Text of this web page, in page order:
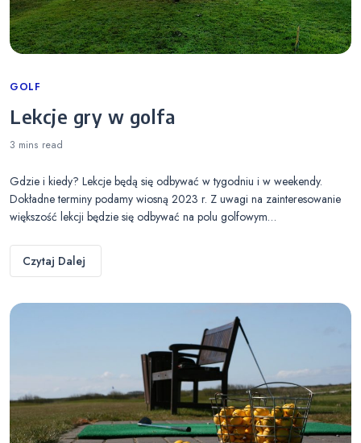
Categories
GOLF
Lekcje gry w golfa
3 mins read
Gdzie i kiedy? Lekcje będą się odbywać w tygodniu i w weekendy.
Dokładne terminy podamy wiosną 2023 r. Z uwagi na zainteresowanie
większość lekcji będzie się odbywać na polu golfowym…
Czytaj Dalej